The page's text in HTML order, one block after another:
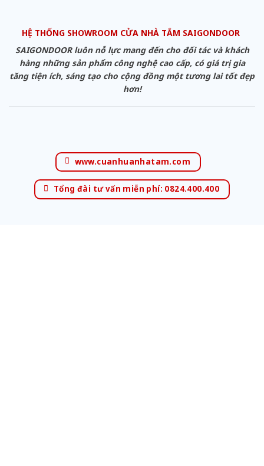
HỆ THỐNG SHOWROOM CỬA NHÀ TẮM SAIGONDOOR
SAIGONDOOR luôn nỗ lực mang đến cho đối tác và khách
hàng những sản phẩm công nghệ cao cấp, có giá trị gia
tăng tiện ích, sáng tạo cho cộng đồng một tương lai tốt đẹp
hơn!
www.cuanhuanhatam.com
Tổng đài tư vấn miễn phí: 0824.400.400